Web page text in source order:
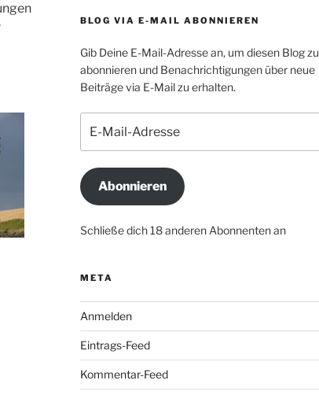
BLOG VIA E-MAIL ABONNIEREN
Gib Deine E-Mail-Adresse an, um diesen Blog zu
abonnieren und Benachrichtigungen über neue
Beiträge via E-Mail zu erhalten.
Mail-
Adresse
Abonnieren
Schließe dich 18 anderen Abonnenten an
META
Anmelden
Eintrags-Feed
Kommentar-Feed